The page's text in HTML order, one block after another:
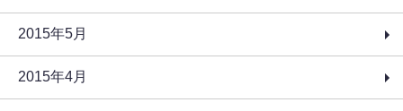
2015年5月
2015年4月